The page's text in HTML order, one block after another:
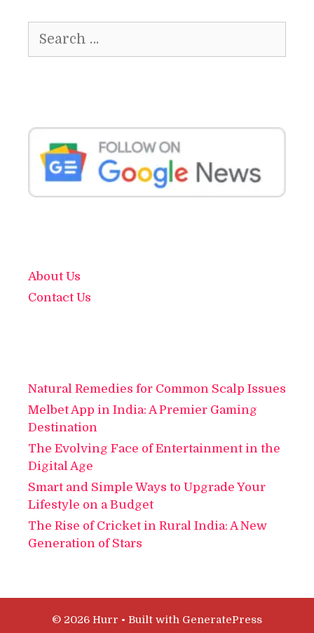
for:
About Us
Contact Us
Natural Remedies for Common Scalp Issues
Melbet App in India: A Premier Gaming
Destination
The Evolving Face of Entertainment in the
Digital Age
Smart and Simple Ways to Upgrade Your
Lifestyle on a Budget
The Rise of Cricket in Rural India: A New
Generation of Stars
© 2026 Hurr • Built with GeneratePress